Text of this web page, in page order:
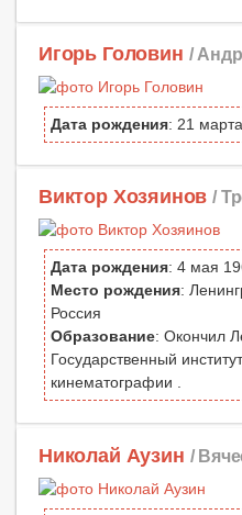
Игорь Головин /
Дата рождения: 21
Виктор Хозяинов /
Дата рождения: 4 мая
Место рождения:
Россия
Образование: Окончил
Государственный
кинематографии .
Николай Аузин /